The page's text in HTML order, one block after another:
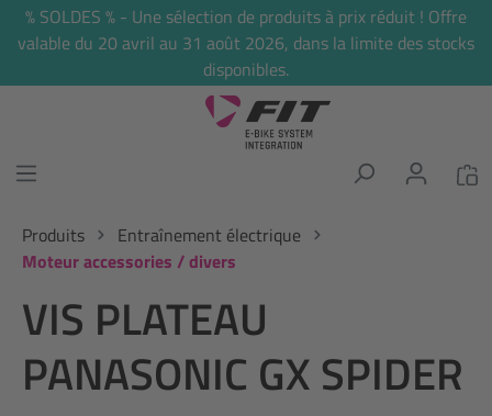
principal
% SOLDES % - Une sélection de produits à prix réduit ! Offre
valable du 20 avril au 31 août 2026, dans la limite des stocks
disponibles.
Produits
Entraînement électrique
Moteur accessories / divers
VIS PLATEAU
PANASONIC GX SPIDER